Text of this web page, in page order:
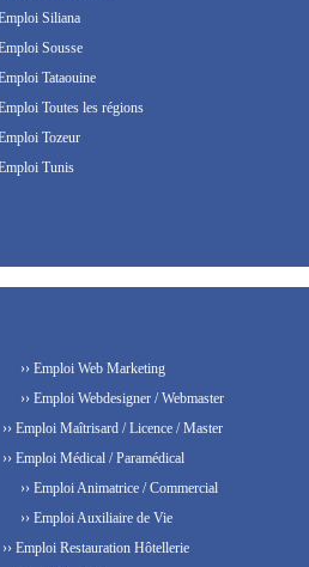
Emploi Siliana
Sousse
Tataouine
Emploi Toutes les régions
Tozeur
Emploi Tunis
›› Emploi Web Marketing
›› Emploi Webdesigner / Webmaster
›› Emploi Maîtrisard / Licence / Master
›› Emploi Médical / Paramédical
›› Emploi Animatrice / Commercial
›› Emploi Auxiliaire de Vie
›› Emploi Restauration Hôtellerie